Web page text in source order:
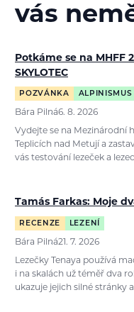
vás
Potkáme se na MHFF
SKYLOTEC
POZVÁNKA ALPINISMUS
Bára Pilná6. 8. 2026
Vydejte se na Mezinárodní
Teplicích nad Metují a
vás testování lezeček a
Tamás Farkas: Moje
RECENZE LEZENÍ
Bára Pilná21. 7. 2026
Lezečky Tenaya používá
i na skalách už téměř dva
ukazuje jejich silné stránky